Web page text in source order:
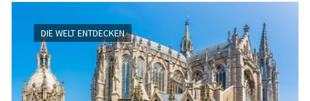
DIE WELT ENTDECKEN